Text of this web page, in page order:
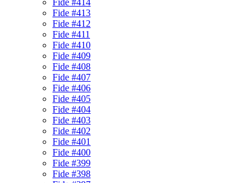
Fide #414
Fide #413
Fide #412
Fide #411
Fide #410
Fide #409
Fide #408
Fide #407
Fide #406
Fide #405
Fide #404
Fide #403
Fide #402
Fide #401
Fide #400
Fide #399
Fide #398